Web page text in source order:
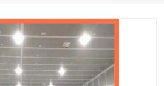
价格 绵阳冻库,绵阳保鲜冷库
冷库 广元冻库安装,广元冻库造
价
库安 遂宁冻库